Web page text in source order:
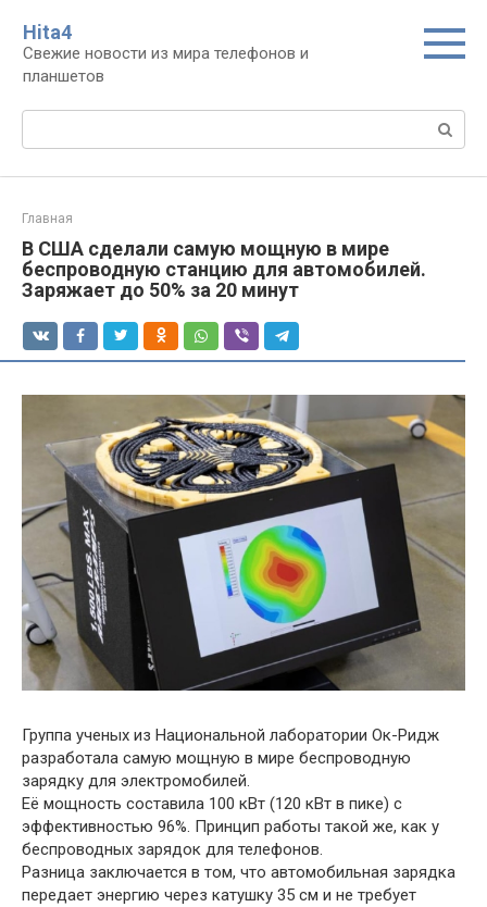
контенту
Нita4
Свежие новости из мира телефонов и
планшетов
Поиск:
Главная
В США сделали самую мощную в мире
беспроводную станцию для автомобилей.
Заряжает до 50% за 20 минут
Группа ученых из Национальной лаборатории Ок-Ридж
разработала самую мощную в мире беспроводную
зарядку для электромобилей.
Её мощность составила 100 кВт (120 кВт в пике) с
эффективностью 96%. Принцип работы такой же, как у
беспроводных зарядок для телефонов.
Разница заключается в том, что автомобильная зарядка
передает энергию через катушку 35 см и не требует